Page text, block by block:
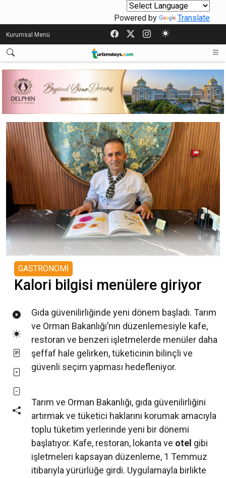
Powered by Translate
Kurumsal Menü
GASTRONOMİ
Kalori bilgisi menülere giriyor
Gıda güvenilirliğinde yeni dönem başladı. Tarım
ve Orman Bakanlığı’nın düzenlemesiyle kafe,
restoran ve benzeri işletmelerde menüler daha
şeffaf hale gelirken, tüketicinin bilinçli ve
güvenli seçim yapması hedefleniyor.
Tarım ve Orman Bakanlığı, gıda güvenilirliğini
artırmak ve tüketici haklarını korumak amacıyla
toplu tüketim yerlerinde yeni bir dönemi
başlatıyor. Kafe, restoran, lokanta ve otel gibi
işletmeleri kapsayan düzenleme, 1 Temmuz
itibarıyla yürürlüğe girdi. Uygulamayla birlikte